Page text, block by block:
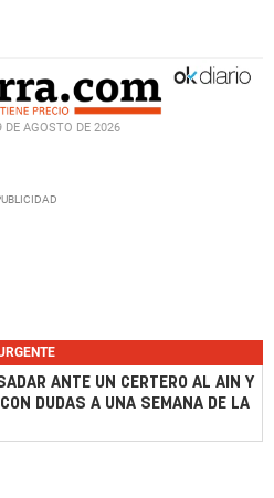
DE AGOSTO DE 2026
ANTE UN CERTERO AL AIN Y
DUDAS A UNA SEMANA DE LA